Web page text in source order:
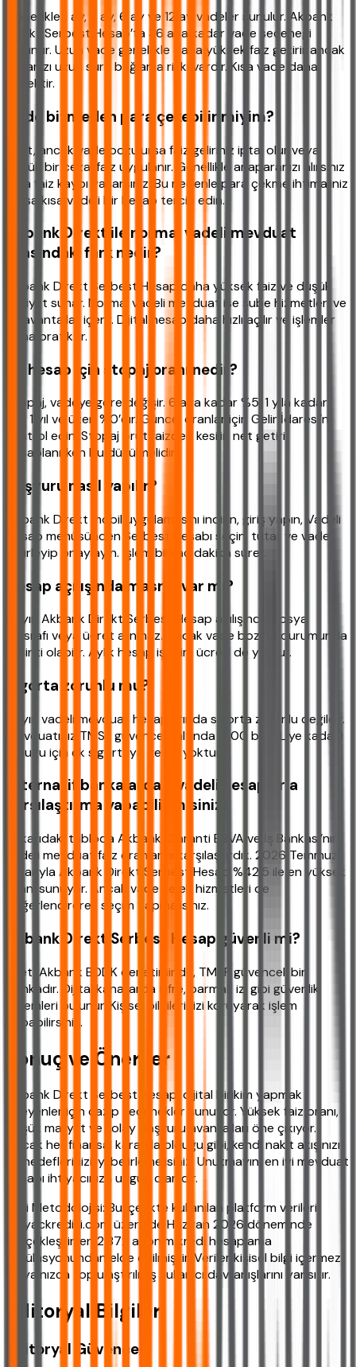
Genellikle 1 ay, 3 ay, 6 ay ve 12 ay vadeler sunulur. Akbank
Direkt Serbest Hesap’ta 36 aya kadar vade seçeneği
bulunur. Uzun vade genellikle daha yüksek faiz getirir ancak
paranızı uzun süre bağlama riski vardır. Kısa vade daha
esnektir.
Vade bitmeden para çekebilir miyim?
Evet, ancak vade bozulursa faiz geliriniz iptal olur veya
düşük bir cezai faiz uygulanır. Genellikle anaparanızı alırsınız
ama faiz kaybı yaşarsınız. Bu nedenle para çekme ihtimaliniz
varsa kısa vadeli bir hesap tercih edin.
Akbank Direkt ile normal vadeli mevduat
arasındaki fark nedir?
Akbank Direkt Serbest Hesap daha yüksek faiz ve düşük
maliyet sunar. Normal vadeli mevduat ise şube hizmetleri ve
ek avantajlar içerir. Dijital hesap daha hızlı açılır ve işlemler
daha pratiktir.
Bu hesap için stopaj oranı nedir?
Stopaj, vadeye göre değişir. 6 aya kadar %5, 1 yıla kadar
%3, 1 yıl ve üzeri %0’dır. Güncel oranlar için Gelir İdaresi’ni
kontrol edin. Stopaj brüt faizden kesilir, net getiri
hesaplanırken bu düşülmelidir.
Başvuru nasıl yapılır?
Akbank Direkt mobil uygulamasını indirin, giriş yapın, Vadeli
Hesap menüsünden Serbest Hesabı seçin, tutar ve vade
belirleyip onaylayın. İşlem birkaç dakika sürer.
Hesap açılışında masraf var mı?
Hayır, Akbank Direkt Serbest Hesap açılışında dosya
masrafı veya ücret alınmaz. Ancak vade bozma durumunda
kesinti olabilir. Aylık hesap işletim ücreti de yoktur.
Sigorta zorunlu mu?
Hayır, vadeli mevduat hesaplarında sigorta zorunlu değildir.
Mevduatınız TMSF güvencesi altında (200 bin TL’ye kadar)
olduğu için ek sigortaya gerek yoktur.
Alternatif bankalardaki vadeli hesaplarla
karşılaştırma yapabilir misiniz?
Yukarıdaki tabloda Akbank, Garanti BBVA ve İş Bankası’nın
vadeli mevduat faiz oranlarını karşılaştırdık. 2026 Temmuz
itibarıyla Akbank Direkt Serbest Hesap %42,5 ile en yüksek
oranı sunuyor. Ancak vade ve ek hizmetleri de
değerlendirerek seçim yapmalısınız.
Akbank Direkt Serbest Hesap güvenli mi?
Evet, Akbank BDDK denetiminde, TMSF güvenceli bir
bankadır. Dijital kanallarda şifre, parmak izi gibi güvenlik
önlemleri bulunur. Kişisel bilgilerinizi koruyarak işlem
yapabilirsiniz.
Sonuç ve Öneriler
Akbank Direkt Serbest Hesap, dijital birikim yapmak
isteyenler için cazip seçenekler sunuyor. Yüksek faiz oranı,
düşük maliyet ve kolay başvuru avantajları öne çıkıyor.
Ancak her finansal kararda olduğu gibi, kendi nakit akışınızı
ve hedeflerinizi iyi belirlemelisiniz. Unutmayın, en iyi mevduat
hesabı ihtiyacınıza uygun olanıdır.
Veri Metodolojisi: Bu içerikte kullanılan platform verileri,
ihtiyackredisi.com üzerinde Haziran 2026 döneminde
gerçekleştirilen 2.872 anonim kredi hesaplama
simülasyonundan elde edilmiştir. Veriler kişisel bilgi içermez
ve yalnızca toplulaştırılmış kullanıcı davranışlarını yansıtır.
Editoryal Bilgiler
Editoryal Güvence